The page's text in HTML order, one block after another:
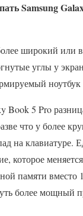
Samsung
широкий или
углы у
ноутбук
Book 5 Pro
что у более
на клавиатуре.
которое
памяти вместо
более мощный